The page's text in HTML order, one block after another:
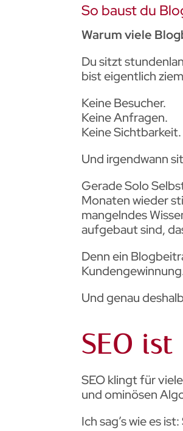
So baust du
Warum viele
Du sitzt
bist eigentlich
Keine Besucher.
Keine Anfragen.
Keine Sichtbarkeit.
Und irgendwann
Gerade Solo
Monaten wieder
mangelndes
aufgebaut sind,
Denn ein
Und genau
SEO
SEO klingt für
und ominösen
Ich sag’s wie es